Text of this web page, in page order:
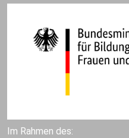
Im Rahmen des: